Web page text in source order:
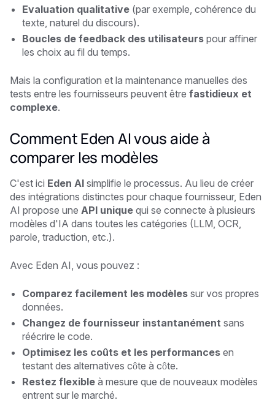
Evaluation qualitative (par exemple, cohérence du
texte, naturel du discours).
Boucles de feedback des utilisateurs pour affiner
les choix au fil du temps.
Mais la configuration et la maintenance manuelles des
tests entre les fournisseurs peuvent être fastidieux et
complexe.
Comment Eden AI vous aide à
comparer les modèles
C'est ici Eden AI simplifie le processus. Au lieu de créer
des intégrations distinctes pour chaque fournisseur, Eden
AI propose une API unique qui se connecte à plusieurs
modèles d'IA dans toutes les catégories (LLM, OCR,
parole, traduction, etc.).
Avec Eden AI, vous pouvez :
Comparez facilement les modèles sur vos propres
données.
Changez de fournisseur instantanément sans
réécrire le code.
Optimisez les coûts et les performances en
testant des alternatives côte à côte.
Restez flexible à mesure que de nouveaux modèles
entrent sur le marché.